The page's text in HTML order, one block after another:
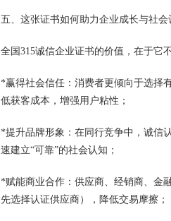
五、这张证书如何助力企业成长与社会
全国315诚信企业证书的价值，在于它
*赢得社会信任：消费者更倾向于选择
低获客成本，增强用户粘性；
*提升品牌形象：在同行竞争中，诚信
速建立“可靠”的社会认知；
*赋能商业合作：供应商、经销商、金
先选择认证供应商），降低交易摩擦；